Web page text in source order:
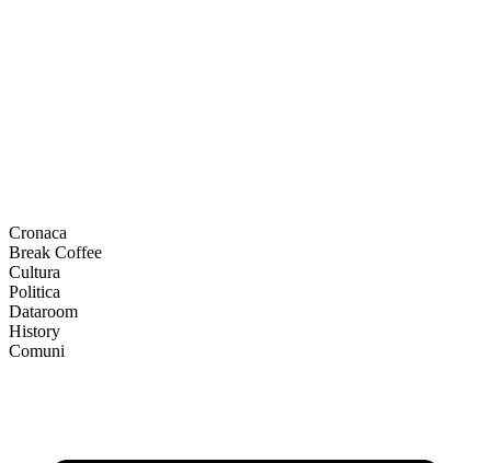
Cronaca
Break Coffee
Cultura
Politica
Dataroom
History
Comuni